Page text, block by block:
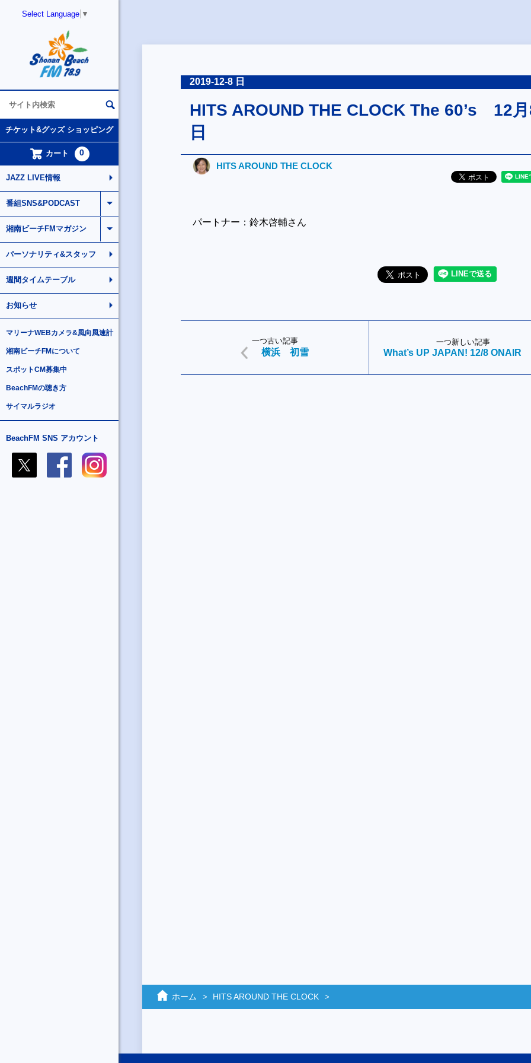
Select Language ▼
チケット&グッズ ショッピング
カート 0
JAZZ LIVE情報
番組SNS&PODCAST
湘南ビーチFMマガジン
パーソナリティ&スタッフ
週間タイムテーブル
お知らせ
マリーナWEBカメラ&風向風速計
湘南ビーチFMについて
スポットCM募集中
BeachFMの聴き方
サイマルラジオ
BeachFM SNS アカウント
2019-12-8 日
HITS AROUND THE CLOCK The 60’s 12
日
HITS AROUND THE CLOCK
パートナー：鈴木啓輔さん
一つ古い記事
横浜 初雪
一つ新しい記事
What’s UP JAPAN! 12/8 ONAIR
ホーム HITS AROUND THE CLOCK